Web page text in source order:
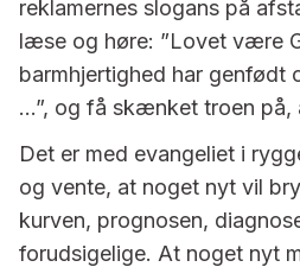
reklamernes slogans på
læse og høre: ”Lovet være
barmhjertighed har genfødt
…”, og få skænket troen på,
Det er med evangeliet i
og vente, at noget nyt vil
kurven, prognosen,
forudsigelige. At noget nyt